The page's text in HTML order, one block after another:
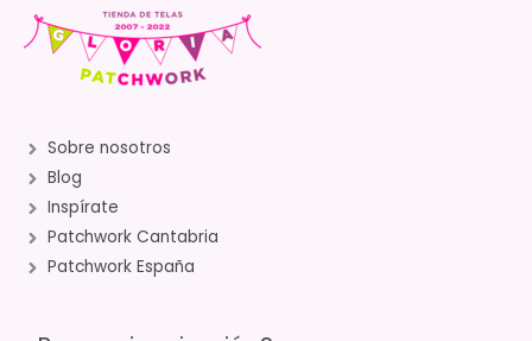
Sobre nosotros
Blog
Inspírate
Patchwork Cantabria
Patchwork España